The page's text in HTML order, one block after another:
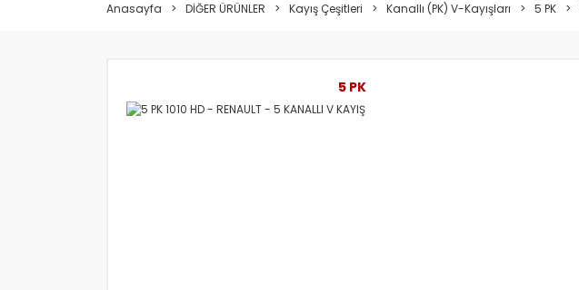
Anasayfa DİĞER ÜRÜNLER Kayış Çeşitleri Kanallı (PK) V-Kayışları 5 PK
5 PK